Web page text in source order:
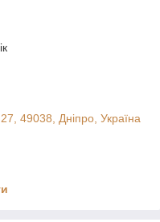
49038, Дніпро, Україна